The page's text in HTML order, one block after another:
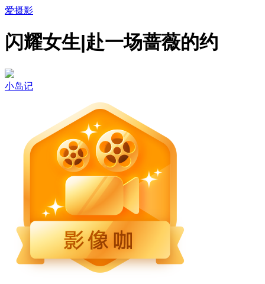
爱摄影
闪耀女生|赴一场蔷薇的约
小岛记